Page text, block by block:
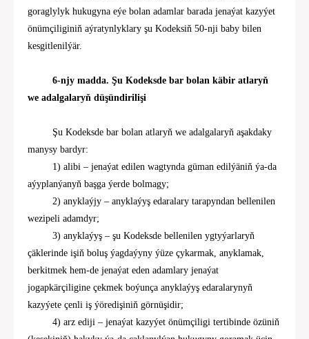
goraglylyk hukugyna eýe bolan adamlar barada jenaýat kazyýet
önümçiliginiň aýratynlyklary şu Kodeksiň 50-nji baby bilen
kesgitlenilýär.
6-njy madda. Şu Kodeksde bar bolan käbir atlaryň
we adalgalaryň düşündirilişi
Şu Kodeksde bar bolan atlaryň we adalgalaryň aşakdaky
manysy bardyr:
1) alibi – jenaýat edilen wagtynda güman edilýäniň ýa-da
aýyplanýanyň başga ýerde bolmagy;
2) anyklaýjy – anyklaýyş edaralary tarapyndan bellenilen
wezipeli adamdyr;
3) anyklaýyş – şu Kodeksde bellenilen ygtyýarlaryň
çäklerinde işiň boluş ýagdaýyny ýüze çykarmak, anyklamak,
berkitmek hem-de jenaýat eden adamlary jenaýat
jogapkärçiligine çekmek boýunça anyklaýyş edaralarynyň
kazyýete çenli iş ýöredişiniň görnüşidir;
4) arz ediji – jenaýat kazyýet önümçiligi tertibinde özüniň